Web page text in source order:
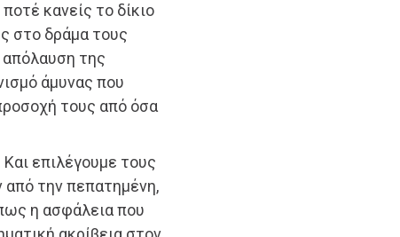
κανείς το δίκιο
στο δράμα τους
απόλαυση της
άμυνας που
τους από όσα
επιλέγουμε τους
την πεπατημένη,
η ασφάλεια που